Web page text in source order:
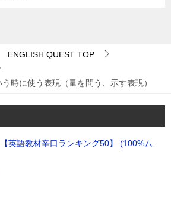
ENGLISH QUEST TOP
時に使う表現（量を問う、示す表現）
英語教材辛口ランキング50】 (100%ム